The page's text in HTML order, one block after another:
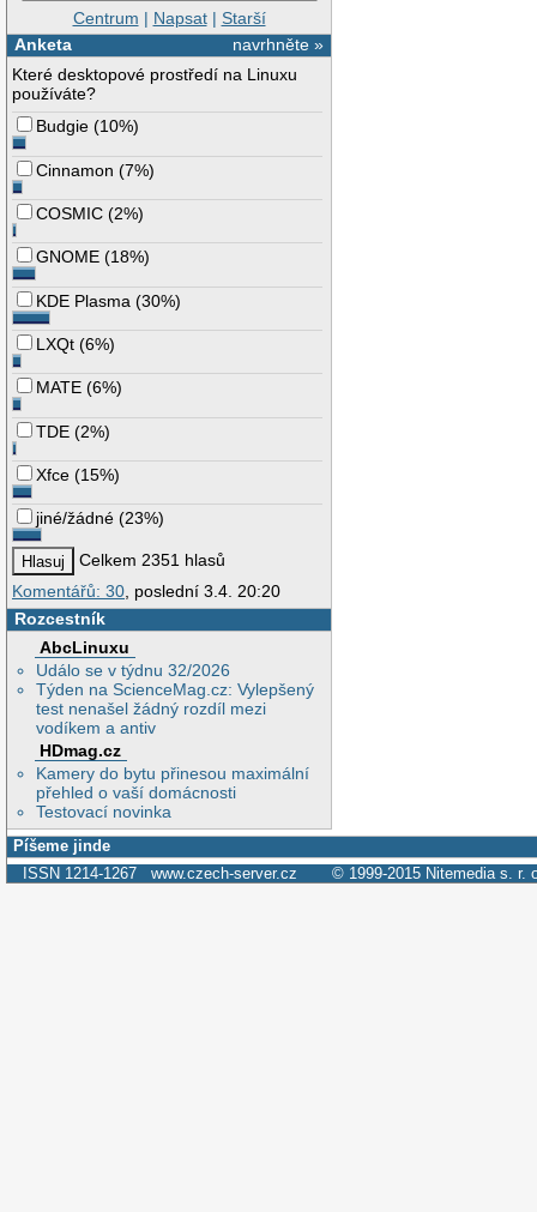
Centrum | Napsat| Starší
navrhněte »
Anketa
Které desktopové prostředí na Linuxu
používáte?
Budgie (10%)
Cinnamon (7%)
COSMIC (2%)
GNOME (18%)
KDE Plasma (30%)
LXQt (6%)
MATE (6%)
TDE (2%)
Xfce (15%)
jiné/žádné (23%)
Celkem 2351 hlasů
Komentářů: 30 , poslední 3.4. 20:20
Rozcestník
AbcLinuxu
Událo se v týdnu 32/2026
Týden na ScienceMag.cz: Vylepšený
test nenašel žádný rozdíl mezi
vodíkem a antiv
HDmag.cz
Kamery do bytu přinesou maximální
přehled o vaší domácnosti
Testovací novinka
Píšeme jinde
ISSN 1214-1267 www.czech-server.cz © 1999-2015 Nitemedia s. r.